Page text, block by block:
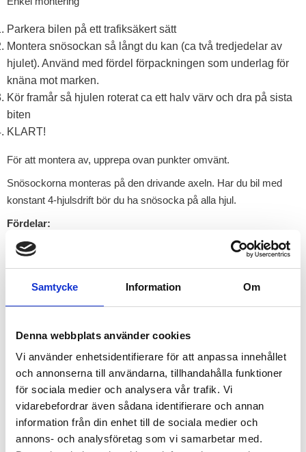
Samtycke Information Om
Denna webbplats använder cookies
Vi använder enhetsidentifierare för att anpassa innehållet
och annonserna till användarna, tillhandahålla funktioner
för sociala medier och analysera vår trafik. Vi
vidarebefordrar även sådana identifierare och annan
information från din enhet till de sociala medier och
annons- och analysföretag som vi samarbetar med.
Parkera bilen på ett trafiksäkert sätt
Montera snösockan så långt du kan (ca två tredjedelar av
hjulet). Använd med fördel förpackningen som underlag för
knäna mot marken.
Kör framår så hjulen roterat ca ett halv värv och dra på sista
biten
KLART!
För att montera av, upprepa ovan punkter omvänt.
Snösockorna monteras på den drivande axeln. Har du bil med
konstant 4-hjulsdrift bör du ha snösocka på alla hjul.
Fördelar:
Snösockorna monteras på den drivande axeln.
Behövs inga verktyg
Kan tvättas efter användning
Medföljer även engångshandskar
Maximal hastighet ska inte överstiga 40 km/h
Snösockan för personbilar och lätta nyttofordon med en totalvikt
på mindre än 3,5 ton, kan lagligt användas om snökedjor krävs
inom EU (utom Österrike) samt i Schweiz, Norge, Serbien,
Turkiet och Island.